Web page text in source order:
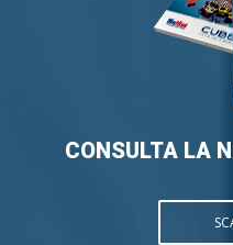
CONSULTA LA